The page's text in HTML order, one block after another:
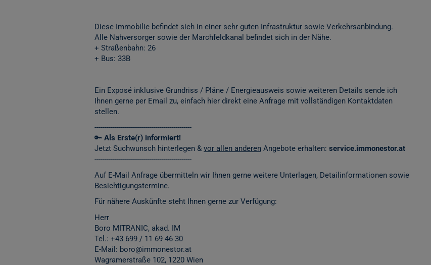
Diese Immobilie befindet sich in einer sehr guten Infrastruktur sowie Verkehrsanbindung.
Alle Nahversorger sowie der Marchfeldkanal befindet sich in der Nähe.
+ Straßenbahn: 26
+ Bus: 33B
Ein Exposé inklusive Grundriss / Pläne / Energieausweis sowie weiteren Details sende ich
Ihnen gerne per Email zu, einfach hier direkt eine Anfrage mit vollständigen Kontaktdaten
stellen.
------------------------------------------------
🔑 Als Erste(r) informiert!
Jetzt Suchwunsch hinterlegen & vor allen anderen Angebote erhalten: service.immonestor.at
------------------------------------------------
Auf E-Mail Anfrage übermitteln wir Ihnen gerne weitere Unterlagen, Detailinformationen sowie
Besichtigungstermine.
Für nähere Auskünfte steht Ihnen gerne zur Verfügung:
Herr
Boro MITRANIC, akad. IM
Tel.: +43 699 / 11 69 46 30
E-Mail: boro@immonestor.at
Wagramerstraße 102, 1220 Wien